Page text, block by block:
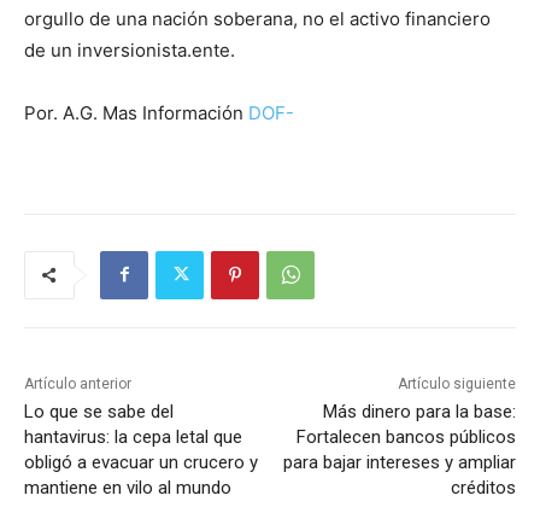
orgullo de una nación soberana, no el activo financiero
de un inversionista.ente.
Por. A.G. Mas Información DOF-
Artículo anterior
Lo que se sabe del
hantavirus: la cepa letal que
obligó a evacuar un crucero y
mantiene en vilo al mundo
Artículo siguiente
Más dinero para la base:
Fortalecen bancos públicos
para bajar intereses y ampliar
créditos